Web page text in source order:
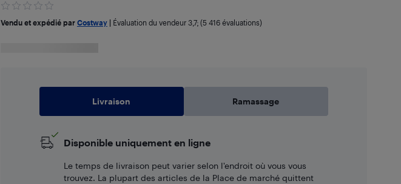
Vendu et expédié par Costway| Évaluation du vendeur 3,7; (5 416 évaluations)
Livraison Ramassage
Disponible uniquement en ligne
Le temps de livraison peut varier selon l'endroit où vous vous
trouvez. La plupart des articles de la Place de marché quittent